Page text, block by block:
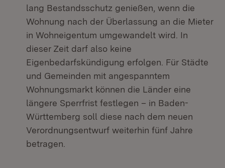
lang Bestandsschutz genießen, wenn die
Wohnung nach der Überlassung an die Mieter
in Wohneigentum umgewandelt wird. In
dieser Zeit darf also keine
Eigenbedarfskündigung erfolgen. Für Städte
und Gemeinden mit angespanntem
Wohnungsmarkt können die Länder eine
längere Sperrfrist festlegen – in Baden-
Württemberg soll diese nach dem neuen
Verordnungsentwurf weiterhin fünf Jahre
betragen.